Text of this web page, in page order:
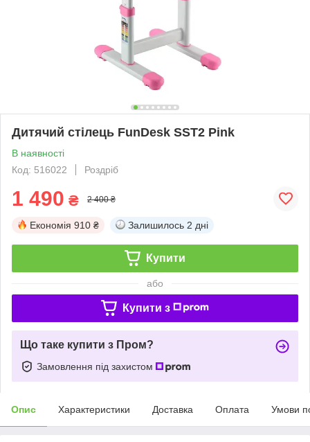
Дитячий стілець FunDesk SST2 Pink
В наявності
Код: 516022
Роздріб
1 490 ₴ 2 400 ₴
Економія 910 ₴ Залишилось 2 дні
Купити
або
Купити з
Що таке купити з Пром?
Замовлення під захистом
Опис Характеристики Доставка Оплата Умови